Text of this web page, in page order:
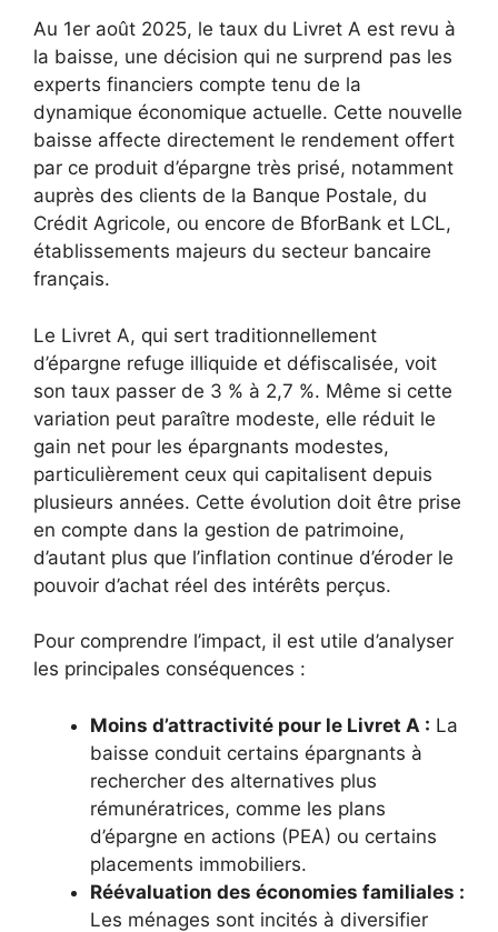
Au 1er août 2025, le taux du Livret A est revu à
la baisse, une décision qui ne surprend pas les
experts financiers compte tenu de la
dynamique économique actuelle. Cette nouvelle
baisse affecte directement le rendement offert
par ce produit d’épargne très prisé, notamment
auprès des clients de la Banque Postale, du
Crédit Agricole, ou encore de BforBank et LCL,
établissements majeurs du secteur bancaire
français.
Le Livret A, qui sert traditionnellement
d’épargne refuge illiquide et défiscalisée, voit
son taux passer de 3 % à 2,7 %. Même si cette
variation peut paraître modeste, elle réduit le
gain net pour les épargnants modestes,
particulièrement ceux qui capitalisent depuis
plusieurs années. Cette évolution doit être prise
en compte dans la gestion de patrimoine,
d’autant plus que l’inflation continue d’éroder le
pouvoir d’achat réel des intérêts perçus.
Pour comprendre l’impact, il est utile d’analyser
les principales conséquences :
Moins d’attractivité pour le Livret A : La
baisse conduit certains épargnants à
rechercher des alternatives plus
rémunératrices, comme les plans
d’épargne en actions (PEA) ou certains
placements immobiliers.
Réévaluation des économies familiales :
Les ménages sont incités à diversifier